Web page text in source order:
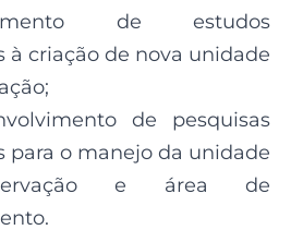
de estudos
à criação de nova unidade
de pesquisas
para o manejo da unidade
e área de